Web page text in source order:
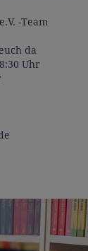
-Team
da
Uhr